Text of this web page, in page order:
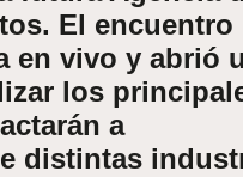
El encuentro
en vivo y abrió
los
a
distintas